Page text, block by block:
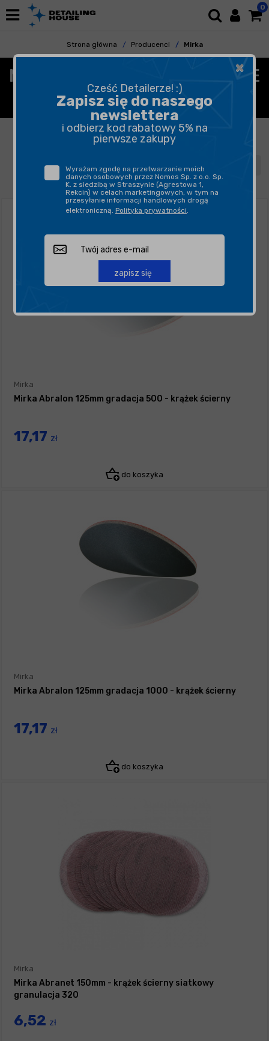
0
Strona główna Producenci Mirka
MIRKA - MATERIAŁY ŚCIERNE
DO SZLIFOWANIA
FILTROWANIE SORTUJ
Mirka
Mirka Abralon 125mm gradacja 500 - krążek ścierny
17,17 zł
do koszyka
Mirka
Mirka Abralon 125mm gradacja 1000 - krążek ścierny
17,17 zł
do koszyka
Mirka
Mirka Abranet 150mm - krążek ścierny siatkowy
granulacja 320
6,52 zł
×
Cześć Detailerze! :)
Zapisz się do naszego
newslettera
i odbierz kod rabatowy 5% na
pierwsze zakupy
Wyrażam zgodę na przetwarzanie moich
danych osobowych przez Nomos Sp. z o.o. Sp.
K. z siedzibą w Straszynie (Agrestowa 1,
Rekcin) w celach marketingowych, w tym na
przesyłanie informacji handlowych drogą
elektroniczną. Polityka prywatności.
zapisz się